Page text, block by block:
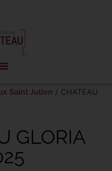
Saint Julien / CHATEAU
GLORIA